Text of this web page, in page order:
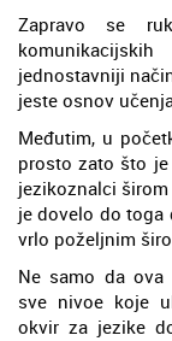
Zapravo se
jednostavniji
jeste osnov
Međutim, u
prosto zato što
jezikoznalci
je dovelo do toga
vrlo poželjnim
Ne samo da ova
sve nivoe koje
okvir za jezike